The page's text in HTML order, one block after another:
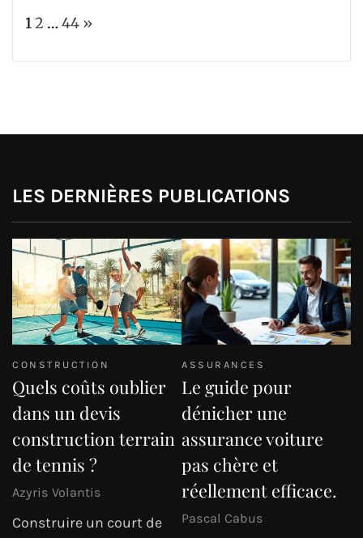
Page:
12 … 44 Next
»
LES DERNIÈRES PUBLICATIONS
CONSTRUCTION
Quels coûts oublier
dans un devis
construction terrain
de tennis ?
Azyris Volantis
Construire un court de
ASSURANCES
Le guide pour
dénicher une
assurance voiture
pas chère et
réellement efficace.
Pascal Cabus